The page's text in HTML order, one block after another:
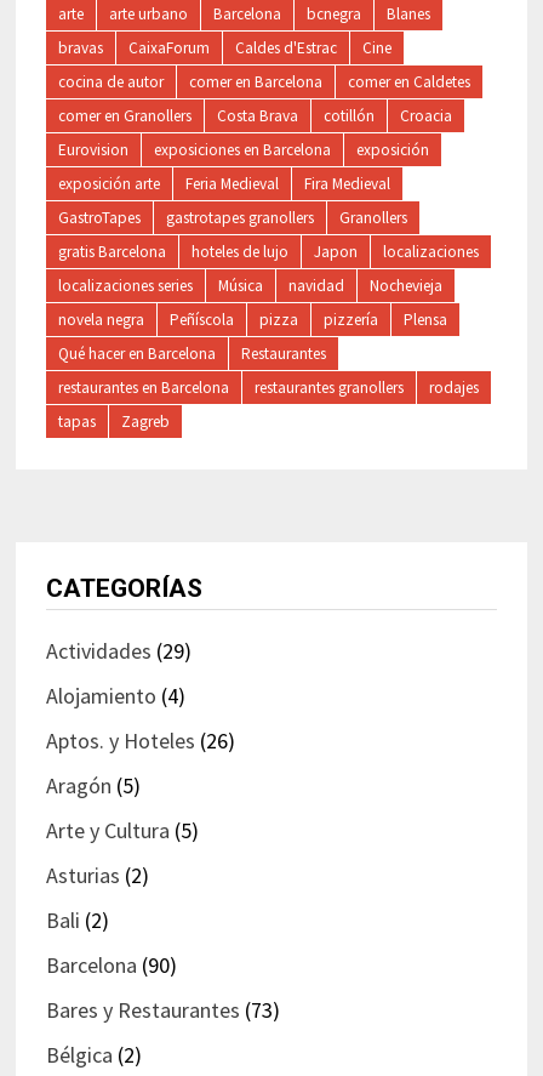
arte arte urbano Barcelona bcnegra
Blanes
bravas
CaixaForum Caldes d'Estrac
Cine
cocina de autor
comer en Barcelona
comer en Caldetes
comer en Granollers
Costa Brava cotillón
Croacia
Eurovision
exposiciones en Barcelona
exposición
exposición arte
Feria Medieval
Fira Medieval
GastroTapes
gastrotapes granollers
Granollers
gratis Barcelona
hoteles de lujo Japon
localizaciones
localizaciones series
Música navidad
Nochevieja
novela negra
Peñíscola pizza pizzería
Plensa
Qué hacer en Barcelona
Restaurantes
restaurantes en Barcelona
restaurantes granollers
rodajes
tapas
Zagreb
CATEGORÍAS
Actividades (29)
Alojamiento (4)
Aptos. y Hoteles (26)
Aragón (5)
Arte y Cultura (5)
Asturias (2)
Bali (2)
Barcelona (90)
Bares y Restaurantes (73)
Bélgica (2)